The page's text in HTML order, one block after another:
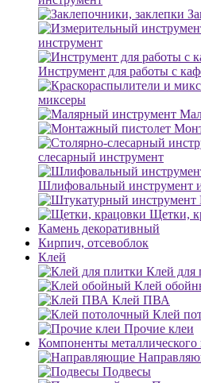
инструмент
Инструмент для работы с
миксеры
слесарный инструмент
Шлифовальный инструмент
Щетки,
Камень декоративный
Кирпич, отсевоблок
Клей
Клей для
Клей
Клей ПВА
Клей
Прочие клеи
Компоненты металлического
Подвесы